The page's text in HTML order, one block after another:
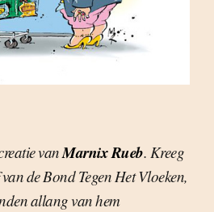
vanMarnix Rueb. Kreeg
de Bond Tegen Het Vloeken,
allang van hem